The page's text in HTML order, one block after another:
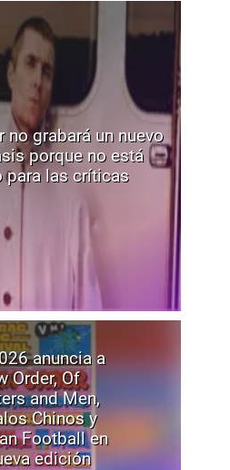
no grabará un nuevo
porque no está
para las críticas
anuncia a
Order, Of
and Men,
Chinos y
Football en
edición